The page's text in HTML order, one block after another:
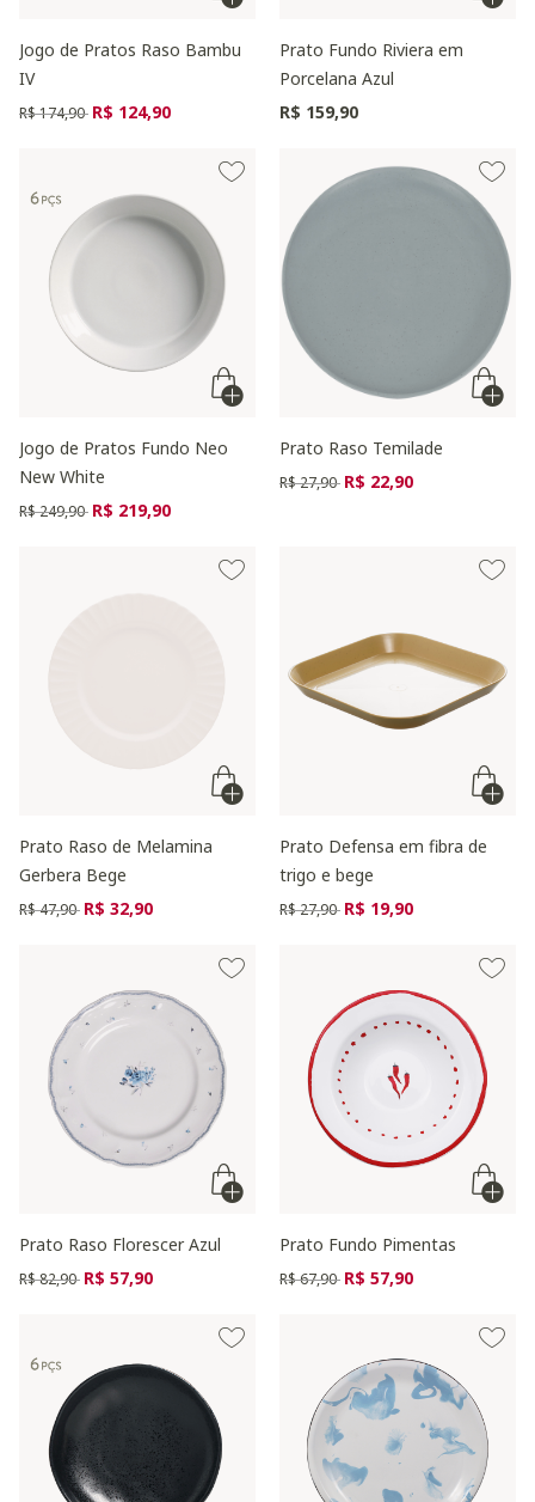
Jogo de Pratos Raso Bambu
IV
Preço reduzido de
R$ 174,90 para
R$ 124,90
Prato Fundo Riviera em
Porcelana Azul
R$ 159,90
Jogo de Pratos Fundo Neo
New White
Preço reduzido de
R$ 249,90 para
R$ 219,90
Prato Raso Temilade
Preço reduzido de
R$ 27,90 para
R$ 22,90
Prato Raso de Melamina
Gerbera Bege
Preço reduzido de
R$ 47,90 para
R$ 32,90
Prato Defensa em fibra de
trigo e bege
Preço reduzido de
R$ 27,90 para
R$ 19,90
Prato Raso Florescer Azul
Preço reduzido de
R$ 82,90 para
R$ 57,90
Prato Fundo Pimentas
Preço reduzido de
R$ 67,90 para
R$ 57,90